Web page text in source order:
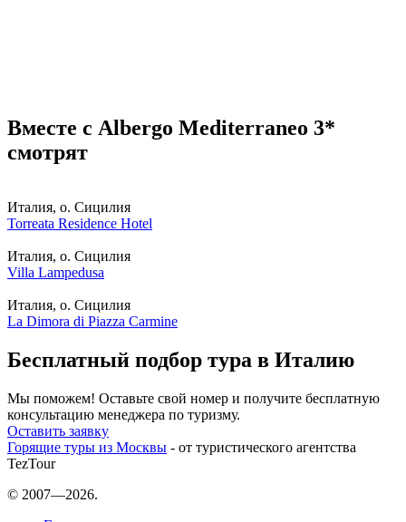
Вместе с Albergo Mediterraneo 3*
смотрят
Италия, о. Сицилия
Torreata Residence Hotel
Италия, о. Сицилия
Villa Lampedusa
Италия, о. Сицилия
La Dimora di Piazza Carmine
Бесплатный подбор тура в Италию
Мы поможем! Оставьте свой номер и получите бесплатную
консультацию менеджера по туризму.
Оставить заявку
Горящие туры из Москвы - от туристического агентства
TezTour
© 2007—2026.